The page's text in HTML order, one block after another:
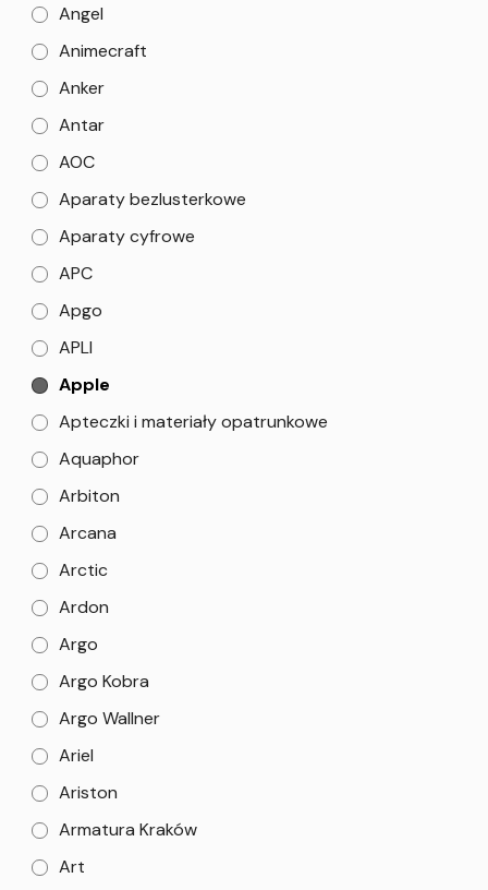
Angel
Animecraft
Anker
Antar
AOC
Aparaty bezlusterkowe
Aparaty cyfrowe
APC
Apgo
APLI
Apple
Apteczki i materiały opatrunkowe
Aquaphor
Arbiton
Arcana
Arctic
Ardon
Argo
Argo Kobra
Argo Wallner
Ariel
Ariston
Armatura Kraków
Art